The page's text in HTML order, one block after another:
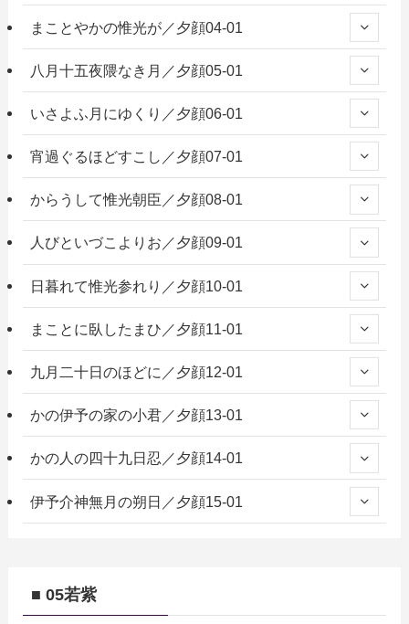
まことやかの惟光が／夕顔04-01
八月十五夜隈なき月／夕顔05-01
いさよふ月にゆくり／夕顔06-01
宵過ぐるほどすこし／夕顔07-01
からうして惟光朝臣／夕顔08-01
人びといづこよりお／夕顔09-01
日暮れて惟光参れり／夕顔10-01
まことに臥したまひ／夕顔11-01
九月二十日のほどに／夕顔12-01
かの伊予の家の小君／夕顔13-01
かの人の四十九日忍／夕顔14-01
伊予介神無月の朔日／夕顔15-01
■ 05若紫